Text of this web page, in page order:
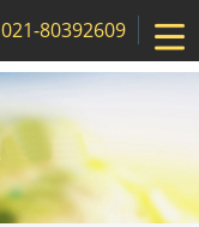
021-80392609